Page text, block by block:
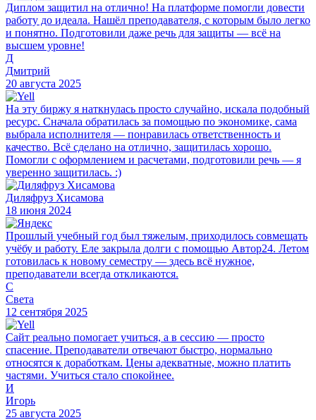
Диплом защитил на отлично! На платформе помогли довести
работу до идеала. Нашёл преподавателя, с которым было легко
и понятно. Подготовили даже речь для защиты — всё на
высшем уровне!
Д
Дмитрий
20 августа 2025
На эту биржу я наткнулась просто случайно, искала подобный
ресурс. Сначала обратилась за помощью по экономике, сама
выбрала исполнителя — понравилась ответственность и
качество. Всё сделано на отлично, защитилась хорошо.
Помогли с оформлением и расчетами, подготовили речь — я
уверенно защитилась. :)
Диляфруз Хисамова
18 июня 2024
Прошлый учебный год был тяжелым, приходилось совмещать
учёбу и работу. Еле закрыла долги с помощью Автор24. Летом
готовилась к новому семестру — здесь всё нужное,
преподаватели всегда откликаются.
С
Света
12 сентября 2025
Сайт реально помогает учиться, а в сессию — просто
спасение. Преподаватели отвечают быстро, нормально
относятся к доработкам. Цены адекватные, можно платить
частями. Учиться стало спокойнее.
И
Игорь
25 августа 2025